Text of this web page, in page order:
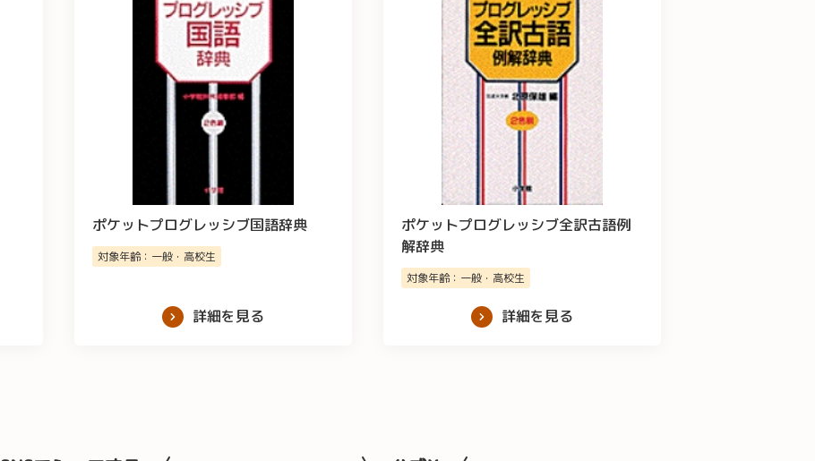
ポケットプログレッシブ国語辞典
対象年齢：一般・高校生
詳細を見る
ポケットプログレッシブ全訳古語例
解辞典
対象年齢：一般・高校生
詳細を見る